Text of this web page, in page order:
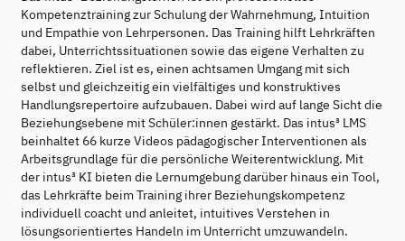
Kompetenztraining zur Schulung der Wahrnehmung, Intuition
und Empathie von Lehrpersonen. Das Training hilft Lehrkräften
dabei, Unterrichtssituationen sowie das eigene Verhalten zu
reflektieren. Ziel ist es, einen achtsamen Umgang mit sich
selbst und gleichzeitig ein vielfältiges und konstruktives
Handlungsrepertoire aufzubauen. Dabei wird auf lange Sicht die
Beziehungsebene mit Schüler:innen gestärkt. Das intus³ LMS
beinhaltet 66 kurze Videos pädagogischer Interventionen als
Arbeitsgrundlage für die persönliche Weiterentwicklung. Mit
der intus³ KI bieten die Lernumgebung darüber hinaus ein Tool,
das Lehrkräfte beim Training ihrer Beziehungskompetenz
individuell coacht und anleitet, intuitives Verstehen in
lösungsorientiertes Handeln im Unterricht umzuwandeln.